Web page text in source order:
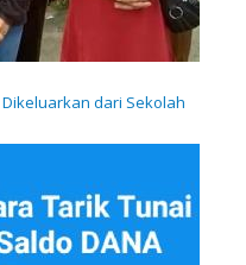
dari Sekolah